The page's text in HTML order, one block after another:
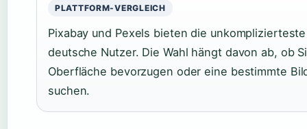
PLATTFORM-VERGLEICH
Pixabay und Pexels bieten die
deutsche Nutzer. Die Wahl hängt davon ab, ob
Oberfläche bevorzugen oder eine bestimmte
suchen.